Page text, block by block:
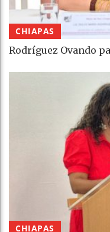
CHIAPAS
Rodríguez Ovando
CHIAPAS